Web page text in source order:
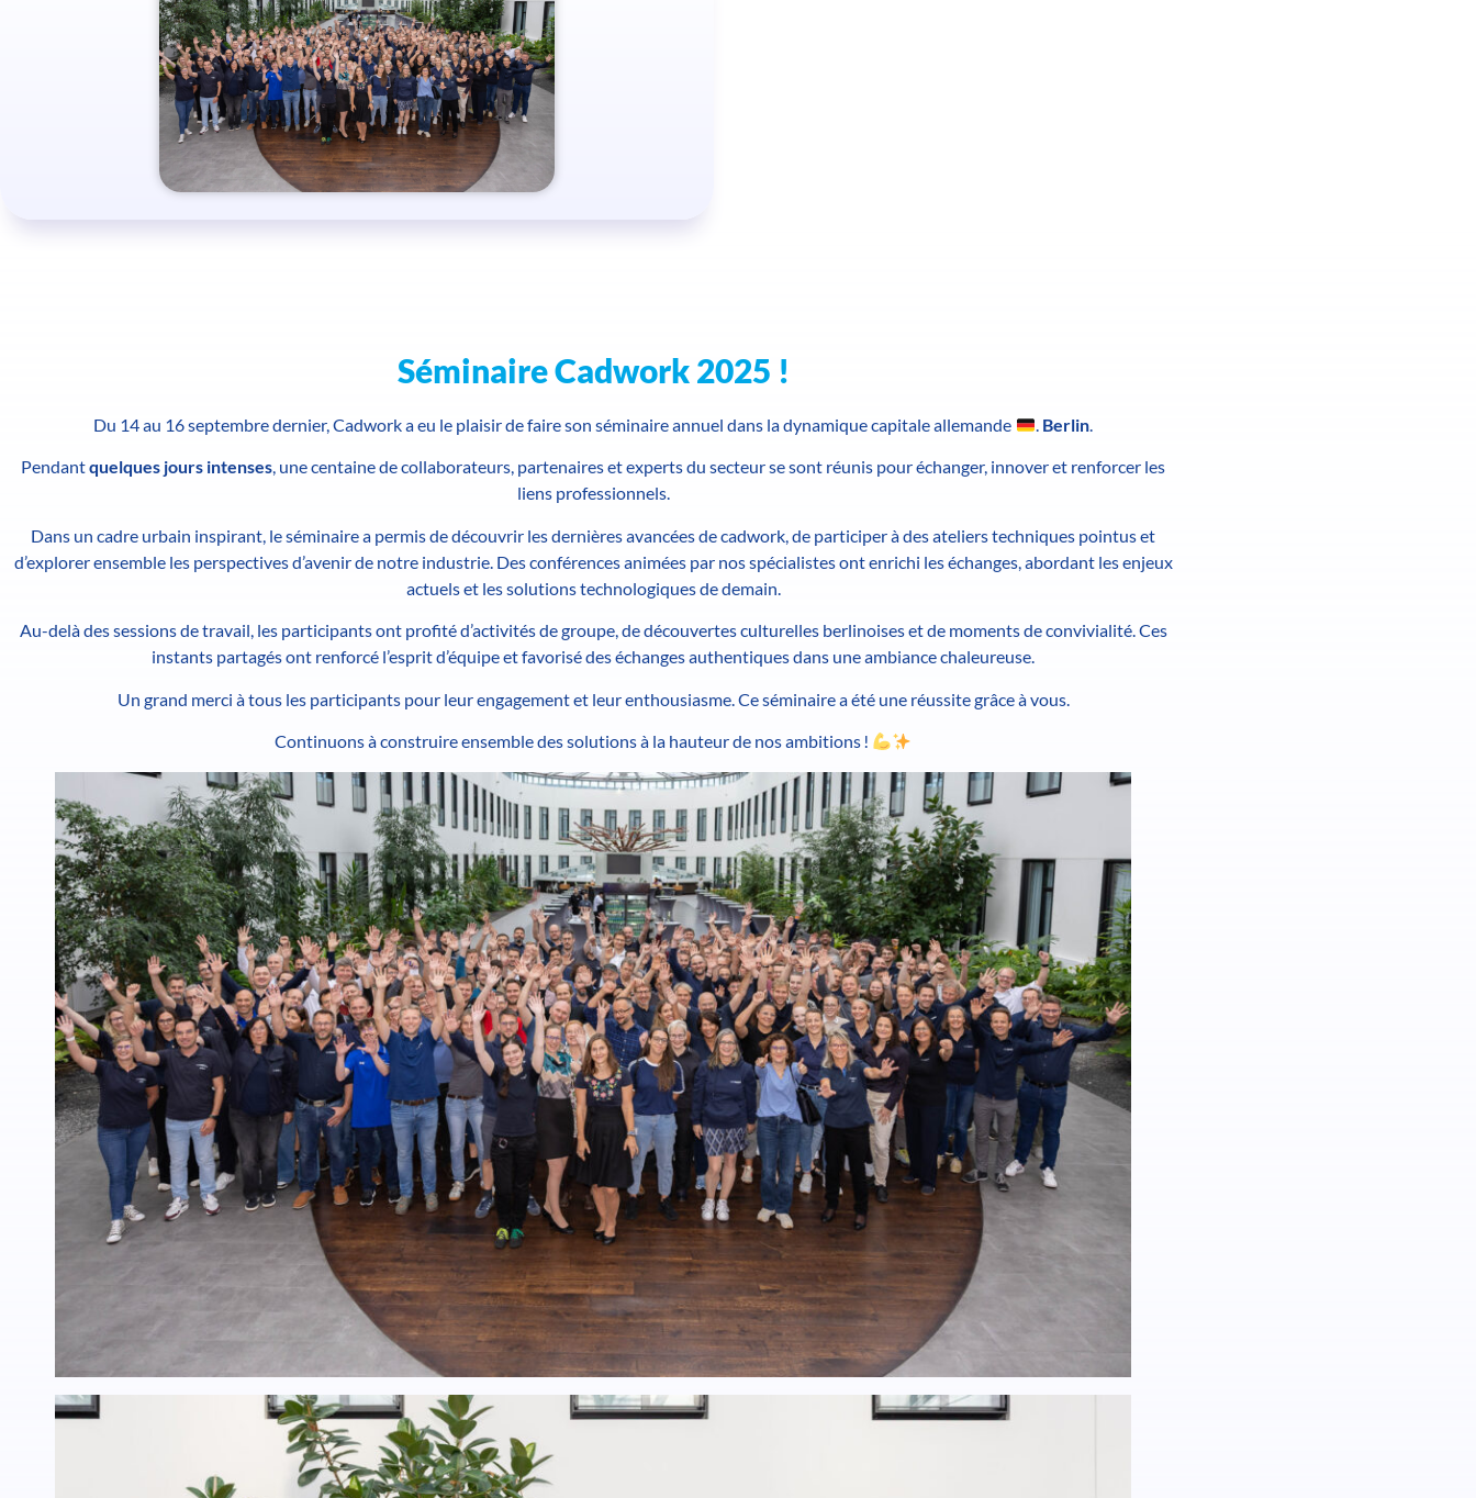
Séminaire Cadwork 2025 !
Du 14 au 16 septembre dernier, Cadwork a eu le plaisir de faire son séminaire annuel dans la dynamique capitale allemande . Berlin.
Pendantquelques jours intenses, une centaine de collaborateurs, partenaires et experts du secteur se sont réunis pour échanger, innover et renforcer les
liens professionnels.
Dans un cadre urbain inspirant, le séminaire a permis de découvrir les dernières avancées de cadwork, de participer à des ateliers techniques pointus et
d’explorer ensemble les perspectives d’avenir de notre industrie. Des conférences animées par nos spécialistes ont enrichi les échanges, abordant les enjeux
actuels et les solutions technologiques de demain.
Au-delà des sessions de travail, les participants ont profité d’activités de groupe, de découvertes culturelles berlinoises et de moments de convivialité. Ces
instants partagés ont renforcé l’esprit d’équipe et favorisé des échanges authentiques dans une ambiance chaleureuse.
Un grand merci à tous les participants pour leur engagement et leur enthousiasme. Ce séminaire a été une réussite grâce à vous.
Continuons à construire ensemble des solutions à la hauteur de nos ambitions !